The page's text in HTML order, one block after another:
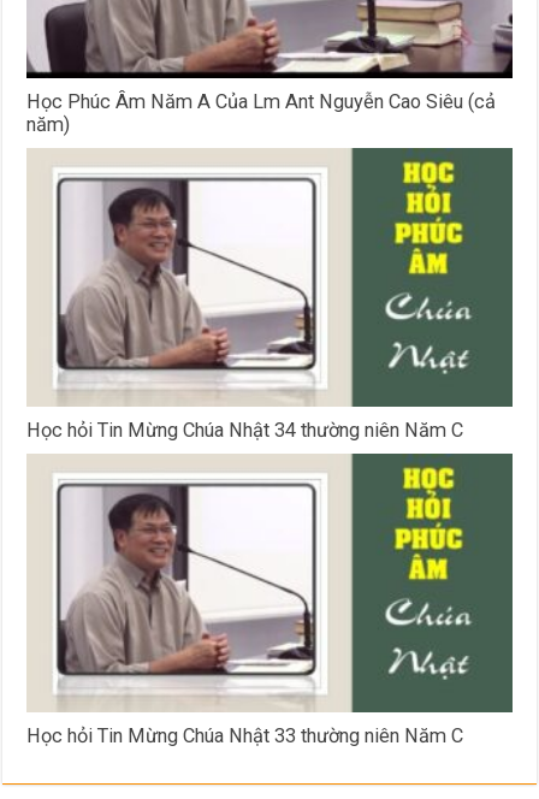
Học Phúc Âm Năm A Của Lm Ant Nguyễn Cao Siêu (cả
năm)
Học hỏi Tin Mừng Chúa Nhật 34 thường niên Năm C
Học hỏi Tin Mừng Chúa Nhật 33 thường niên Năm C